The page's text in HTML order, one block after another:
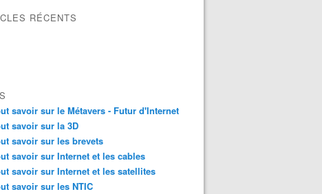
RÉCENTS
savoir sur le Métavers - Futur d'Internet
savoir sur la 3D
savoir sur les brevets
savoir sur Internet et les cables
savoir sur Internet et les satellites
savoir sur les NTIC